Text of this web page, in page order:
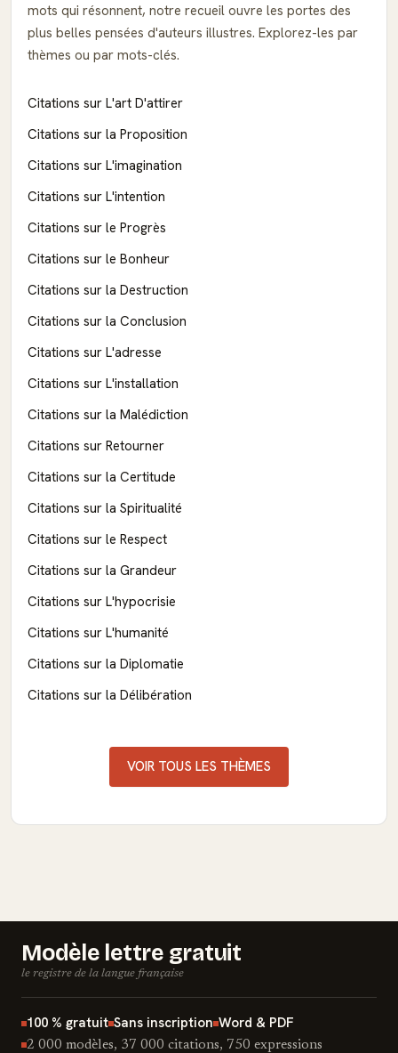
mots qui résonnent, notre recueil ouvre les portes des
plus belles pensées d'auteurs illustres. Explorez-les par
thèmes ou par mots-clés.
Citations sur L'art D'attirer
Citations sur la Proposition
Citations sur L'imagination
Citations sur L'intention
Citations sur le Progrès
Citations sur le Bonheur
Citations sur la Destruction
Citations sur la Conclusion
Citations sur L'adresse
Citations sur L'installation
Citations sur la Malédiction
Citations sur Retourner
Citations sur la Certitude
Citations sur la Spiritualité
Citations sur le Respect
Citations sur la Grandeur
Citations sur L'hypocrisie
Citations sur L'humanité
Citations sur la Diplomatie
Citations sur la Délibération
VOIR TOUS LES THÈMES
Modèle lettre gratuit
le registre de la langue française
100 % gratuit Sans inscription Word & PDF
2 000 modèles, 37 000 citations, 750 expressions